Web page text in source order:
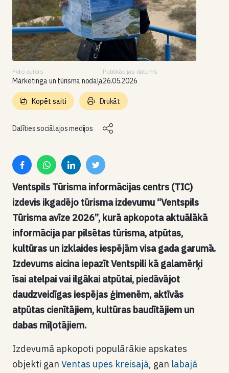
Foto autors
Mārketinga un tūrisma nodaļa
Publikācijas datums
26.05.2026
Dalīties sociālajos medijos
Kopēt saiti Drukāt
Ventspils Tūrisma informācijas centrs (TIC)
izdevis ikgadējo tūrisma izdevumu “Ventspils
Tūrisma avīze 2026”, kurā apkopota aktuālākā
informācija par pilsētas tūrisma, atpūtas,
kultūras un izklaides iespējām visa gada garumā.
Izdevums aicina iepazīt Ventspili kā galamērķi
īsai atelpai vai ilgākai atpūtai, piedāvājot
daudzveidīgas iespējas ģimenēm, aktīvās
atpūtas cienītājiem, kultūras baudītājiem un
dabas mīļotājiem.
Izdevumā apkopoti populārākie apskates
objekti gan Ventas upes kreisajā, gan labajā